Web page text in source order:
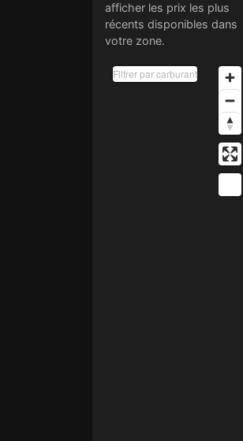
afficher les prix les plus
récents disponibles dans
votre zone.
Filtrer par carburant